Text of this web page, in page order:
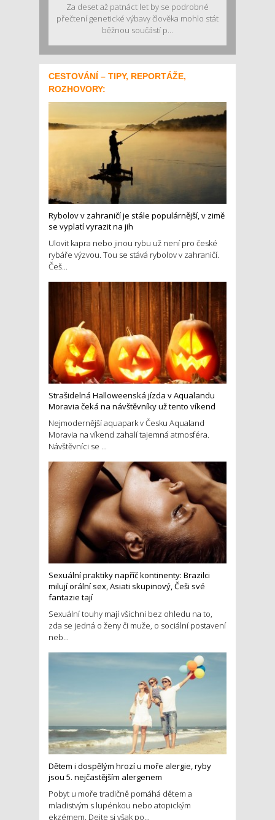
Za deset až patnáct let by se podrobné
přečtení genetické výbavy člověka mohlo stát
běžnou součástí p...
CESTOVÁNÍ – TIPY, REPORTÁŽE,
ROZHOVORY:
Rybolov v zahraničí je stále populárnější, v zimě
se vyplatí vyrazit na jih
Ulovit kapra nebo jinou rybu už není pro české
rybáře výzvou. Tou se stává rybolov v zahraničí.
Češ...
Strašidelná Halloweenská jízda v Aqualandu
Moravia čeká na návštěvníky už tento víkend
Nejmodernější aquapark v Česku Aqualand
Moravia na víkend zahalí tajemná atmosféra.
Návštěvníci se ...
Sexuální praktiky napříč kontinenty: Brazilci
milují orální sex, Asiati skupinový, Češi své
fantazie tají
Sexuální touhy mají všichni bez ohledu na to,
zda se jedná o ženy či muže, o sociální postavení
neb...
Dětem i dospělým hrozí u moře alergie, ryby
jsou 5. nejčastějším alergenem
Pobyt u moře tradičně pomáhá dětem a
mladistvým s lupénkou nebo atopickým
ekzémem. Dejte si však po...